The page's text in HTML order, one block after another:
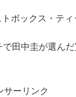
ボックス・ティ
田中圭が選ん
サーリンク